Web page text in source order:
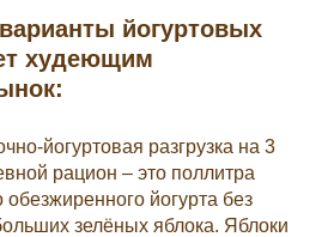
йогуртовых
худеющим
йогуртовая разгрузка на 3
рацион – это поллитра
обезжиренного йогурта без
зелёных яблока. Яблоки